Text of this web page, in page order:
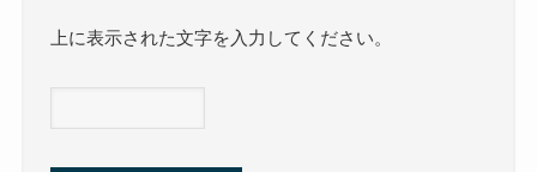
上に表示された文字を入力してください。